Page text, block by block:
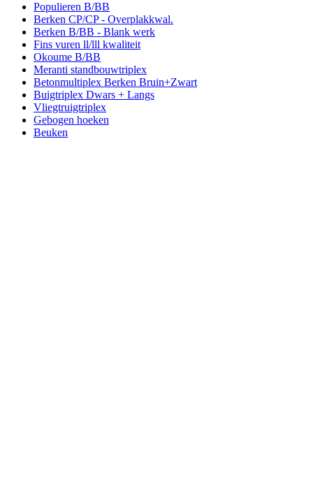
Populieren B/BB
Berken CP/CP - Overplakkwal.
Berken B/BB - Blank werk
Fins vuren ll/lll kwaliteit
Okoume B/BB
Meranti standbouwtriplex
Betonmultiplex Berken Bruin+Zwart
Buigtriplex Dwars + Langs
Vliegtruigtriplex
Gebogen hoeken
Beuken